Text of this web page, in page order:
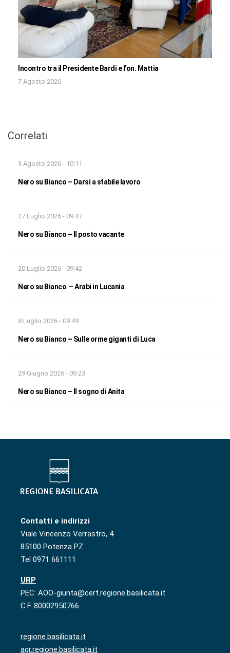
Incontro tra il Presidente Bardi e l’on. Mattia
7 Agosto 2026
Correlati
3 Agosto 2026 - 10:11
Nero su Bianco – Darsi a stabile lavoro
27 Luglio 2026 - 09:47
Nero su Bianco – Il posto vacante
20 Luglio 2026 - 09:42
Nero su Bianco – Arabi in Lucania
8 Luglio 2026 - 09:49
Nero su Bianco – Sulle orme giganti di Luca
29 Giugno 2026 - 09:23
Nero su Bianco – Il sogno di Anita
Contatti e indirizzi
Viale Vincenzo Verrastro, 4
85100 Potenza PZ
Tel 0971 661111
URP
PEC: AOO-giunta@cert.regione.basilicata.it
C.F. 80002950766
regione.basilicata.it
agr.regione.basilicata.it